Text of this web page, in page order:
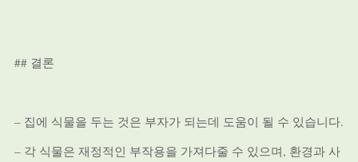
## 결론
– 집에 식물을 두는 것은 부자가 되는데 도움이 될 수 있습니다.
– 각 식물은 재정적인 부작용을 가져다줄 수 있으며, 환경과 사